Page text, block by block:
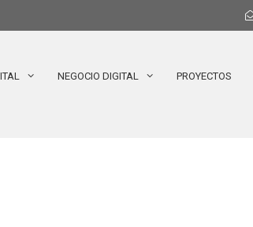
NEGOCIO DIGITAL PROYECTOS